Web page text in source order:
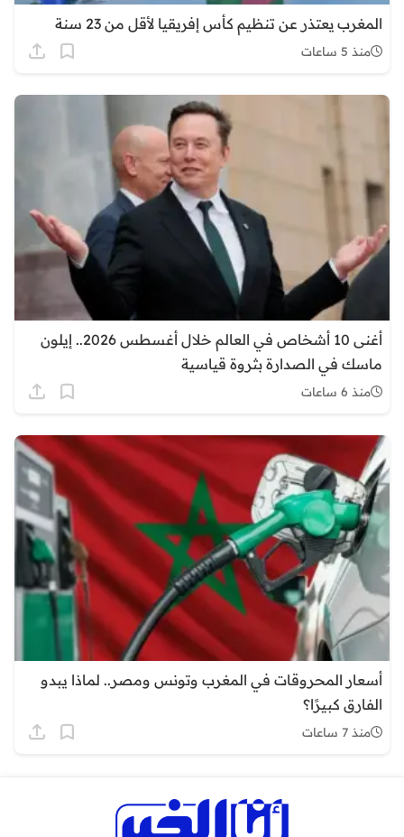
المغرب يعتذر عن تنظيم كأس إفريقيا لأقل من 23 سنة
منذ 5 ساعات
أغنى 10 أشخاص في العالم خلال أغسطس 2026.. إيلون
ماسك في الصدارة بثروة قياسية
منذ 6 ساعات
أسعار المحروقات في المغرب وتونس ومصر.. لماذا يبدو
الفارق كبيرًا؟
منذ 7 ساعات